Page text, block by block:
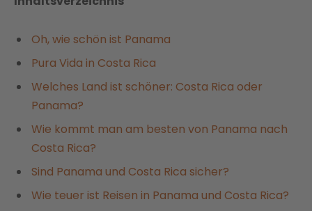
Oh, wie schön ist Panama
Pura Vida in Costa Rica
Welches Land ist schöner: Costa Rica oder
Panama?
Wie kommt man am besten von Panama nach
Costa Rica?
Sind Panama und Costa Rica sicher?
Wie teuer ist Reisen in Panama und Costa Rica?